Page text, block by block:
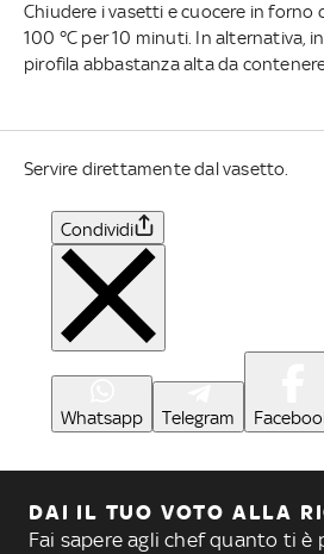
Chiudere i vasetti e cuocere in forno
100 °C per 10 minuti. In alternativa,
pirofila abbastanza alta da
Servire direttamente dal vasetto.
Condividi
Whatsapp Telegram
DAI IL TUO VOTO ALLA
Fai sapere agli chef quanto ti è